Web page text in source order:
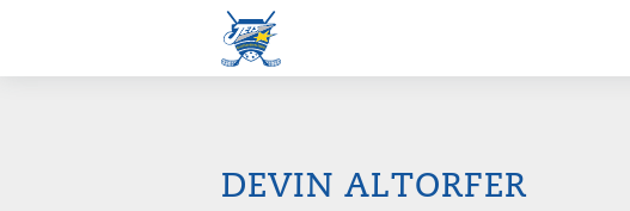
DEVIN ALTORFER